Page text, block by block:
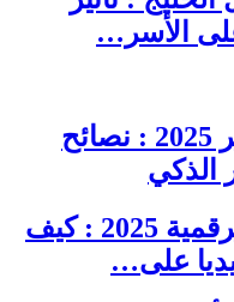
على الأسر…
العقارات في مصر 2025 : نصائح
الذكي
الصحة النفسية الرقمية 2025 : كيف
على…